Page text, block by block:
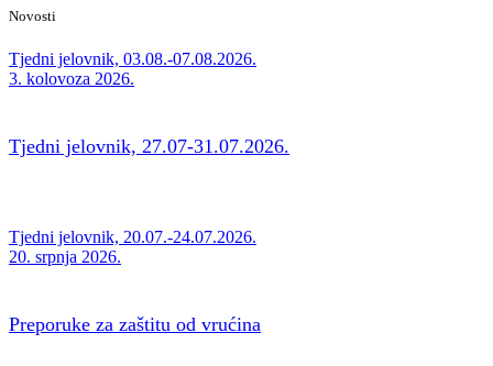
Novosti
Tjedni jelovnik, 03.08.-07.08.2026.
3. kolovoza 2026.
Tjedni jelovnik, 27.07-31.07.2026.
Tjedni jelovnik, 20.07.-24.07.2026.
20. srpnja 2026.
Preporuke za zaštitu od vrućina